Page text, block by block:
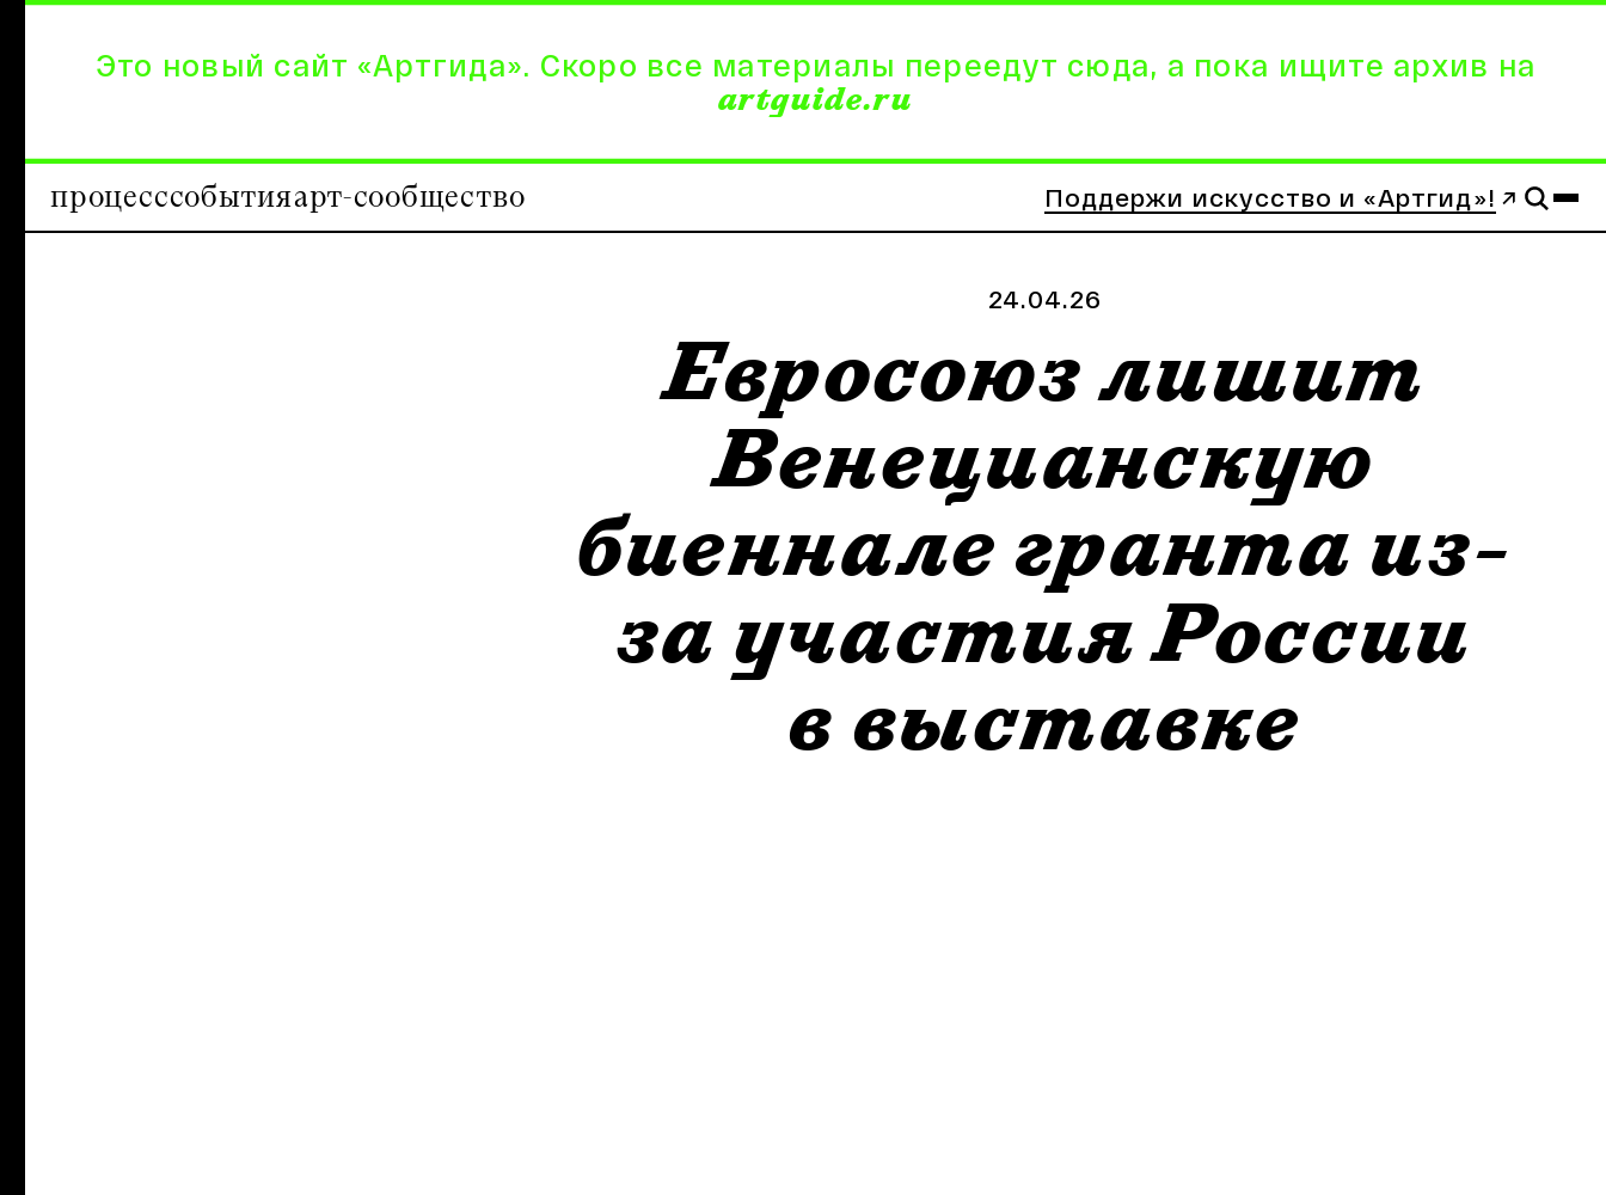
Это новый сайт «Артгида». Скоро все материалы переедут сюда, а пока ищите архив на
artguide.ru
процесссобытияарт-сообщество Поддержи искусство и «Артгид»!
24.04.26
Евросоюз лишит
Венецианскую
биеннале гранта из-
за участия России
в выставке